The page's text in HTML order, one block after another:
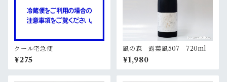
クール宅急便
¥275
風の森 露葉風507 720ml
¥1,980